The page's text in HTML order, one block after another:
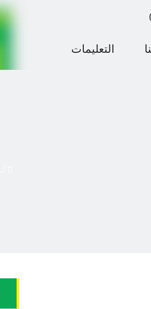
التعليمات